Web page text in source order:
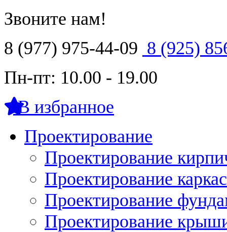
Звоните нам!
8 (977) 975-44-09 8 (925)
Пн-пт: 10.00 - 19.00
В избранное
Проектирование
Проектирование
Проектирование
Проектирование
Проектирование